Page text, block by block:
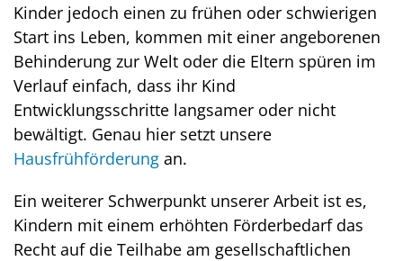
Kinder jedoch einen zu frühen oder schwierigen
Start ins Leben, kommen mit einer angeborenen
Behinderung zur Welt oder die Eltern spüren im
Verlauf einfach, dass ihr Kind
Entwicklungsschritte langsamer oder nicht
bewältigt. Genau hier setzt unsere
Hausfrühförderung an.
Ein weiterer Schwerpunkt unserer Arbeit ist es,
Kindern mit einem erhöhten Förderbedarf das
Recht auf die Teilhabe am gesellschaftlichen